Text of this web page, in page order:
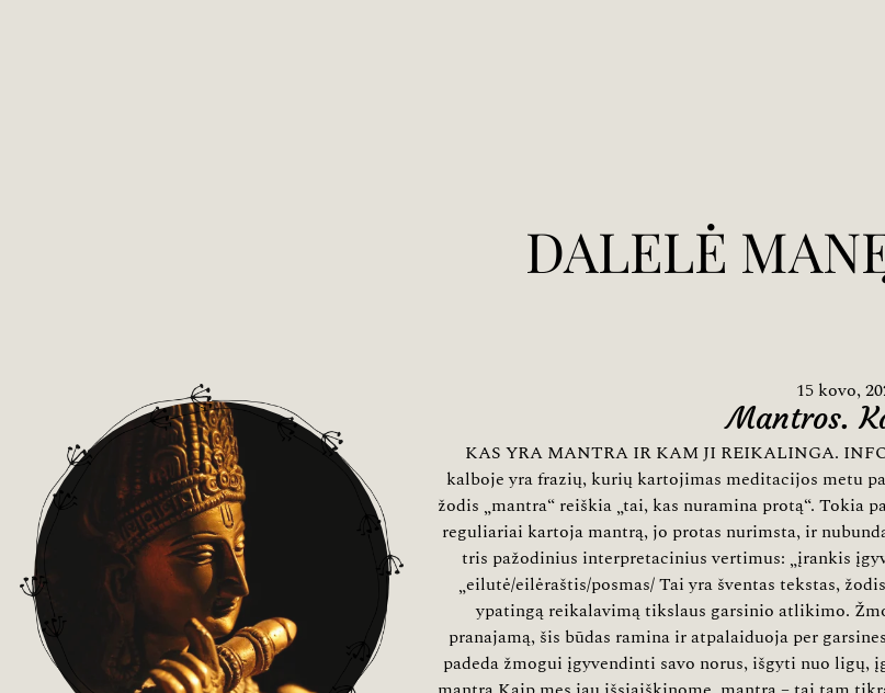
DALELĖ
15 kovo,
Mantros.
KAS YRA MANTRA IR KAM JI REIKALINGA.
kalboje yra frazių, kurių kartojimas meditacijos metu
žodis „mantra“ reiškia „tai, kas nuramina protą“. Tokia
reguliariai kartoja mantrą, jo protas nurimsta, ir
tris pažodinius interpretacinius vertimus: „įrankis
„eilutė/eilėraštis/posmas/ Tai yra šventas tekstas,
ypatingą reikalavimą tikslaus garsinio atlikimo.
pranajamą, šis būdas ramina ir atpalaiduoja per
padeda žmogui įgyvendinti savo norus, išgyti nuo ligų,